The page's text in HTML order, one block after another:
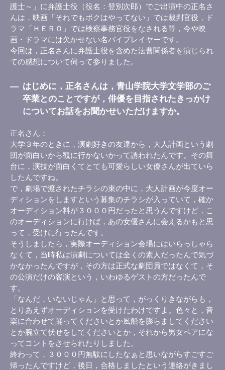
護士～」に弁護士役（役名：登別次郎）でご出演中の正名さ
んは，映画「それでもボクはやってない」では裁判官役，ド
ラマ「ＨＥＲＯ」では検察事務官役をなされる等，今や映
画・ドラマには欠かせない名バイプレイヤーです。
今回は，正名さんに弁護士役を含めた法曹関係者を演じられ
ての感想について伺って参りました。
― はじめに，正名さんは，青山学院大学文学部のご
卒業とのことですが，俳優を目指されたきっかけ
についてお話をお聞かせいただけますか。
正名さん
大学３年のときに，演劇好きの友達から，大人計画という劇
団が面白いから観に行かないかって誘われたんです。その舞
台に，演技が面白くてとても可愛らしい女優さんが出ていら
したんですね。
で，劇場で渡されたチラシの束の中に，大人計画が今度オー
ディションをしますという募集のチラシが入っていて，確か
オーディション料が３０００円だったと思うんですけど，こ
のオーディションに行けば，あの女優さんに会えるかもと思
って，受けに行ったんです。
そうしましたら，実際オーディション会場にはいらっしゃら
なくて，当時私は演劇については全くの素人だったんで気づ
かなかったんですが，その方は正式な劇団員ではなくて，そ
の公演だけの客演という，いわゆるゲストの方だったんで
す。
「なんだ，いないじゃん」と思って，がっくりきながらも，
とりあえずオーディションを受けたわけですよ。色々と，音
楽に合わせて踊ってくださいとか風船を膨らましてください
とか腕立て伏せをしてくださいとか，それから男女ペアにな
ってコントをさせられたりしました。
終わって，３０００円無駄にしたなぁと思いながらすごすご
帰ったんですけど，後日，合格しましたという連絡がきまし